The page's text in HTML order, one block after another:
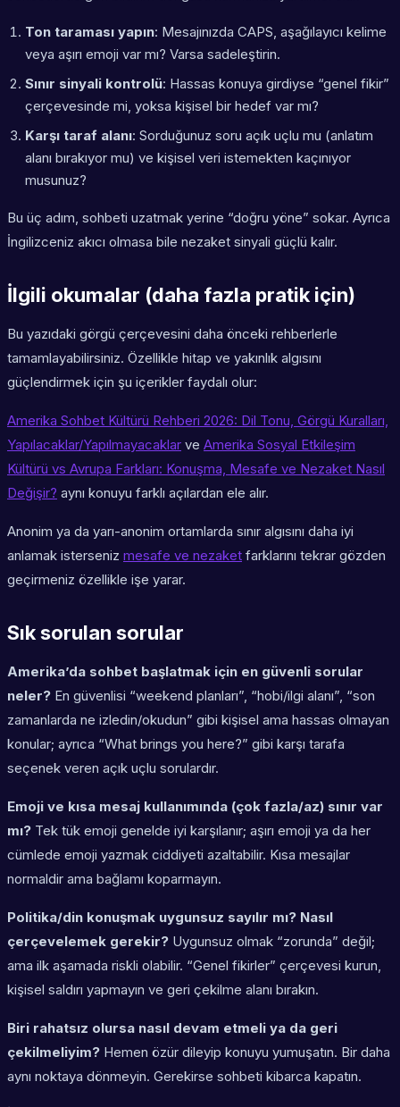
Ton taraması yapın: Mesajınızda CAPS, aşağılayıcı kelime
veya aşırı emoji var mı? Varsa sadeleştirin.
Sınır sinyali kontrolü: Hassas konuya girdiyse “genel fikir”
çerçevesinde mi, yoksa kişisel bir hedef var mı?
Karşı taraf alanı: Sorduğunuz soru açık uçlu mu (anlatım
alanı bırakıyor mu) ve kişisel veri istemekten kaçınıyor
musunuz?
Bu üç adım, sohbeti uzatmak yerine “doğru yöne” sokar. Ayrıca
İngilizceniz akıcı olmasa bile nezaket sinyali güçlü kalır.
İlgili okumalar (daha fazla pratik için)
Bu yazıdaki görgü çerçevesini daha önceki rehberlerle
tamamlayabilirsiniz. Özellikle hitap ve yakınlık algısını
güçlendirmek için şu içerikler faydalı olur:
Amerika Sohbet Kültürü Rehberi 2026: Dil Tonu, Görgü Kuralları,
Yapılacaklar/Yapılmayacaklar ve Amerika Sosyal Etkileşim
Kültürü vs Avrupa Farkları: Konuşma, Mesafe ve Nezaket Nasıl
Değişir? aynı konuyu farklı açılardan ele alır.
Anonim ya da yarı-anonim ortamlarda sınır algısını daha iyi
anlamak isterseniz mesafe ve nezaket farklarını tekrar gözden
geçirmeniz özellikle işe yarar.
Sık sorulan sorular
Amerika’da sohbet başlatmak için en güvenli sorular
neler? En güvenlisi “weekend planları”, “hobi/ilgi alanı”, “son
zamanlarda ne izledin/okudun” gibi kişisel ama hassas olmayan
konular; ayrıca “What brings you here?” gibi karşı tarafa
seçenek veren açık uçlu sorulardır.
Emoji ve kısa mesaj kullanımında (çok fazla/az) sınır var
mı? Tek tük emoji genelde iyi karşılanır; aşırı emoji ya da her
cümlede emoji yazmak ciddiyeti azaltabilir. Kısa mesajlar
normaldir ama bağlamı koparmayın.
Politika/din konuşmak uygunsuz sayılır mı? Nasıl
çerçevelemek gerekir? Uygunsuz olmak “zorunda” değil;
ama ilk aşamada riskli olabilir. “Genel fikirler” çerçevesi kurun,
kişisel saldırı yapmayın ve geri çekilme alanı bırakın.
Biri rahatsız olursa nasıl devam etmeli ya da geri
çekilmeliyim? Hemen özür dileyip konuyu yumuşatın. Bir daha
aynı noktaya dönmeyin. Gerekirse sohbeti kibarca kapatın.